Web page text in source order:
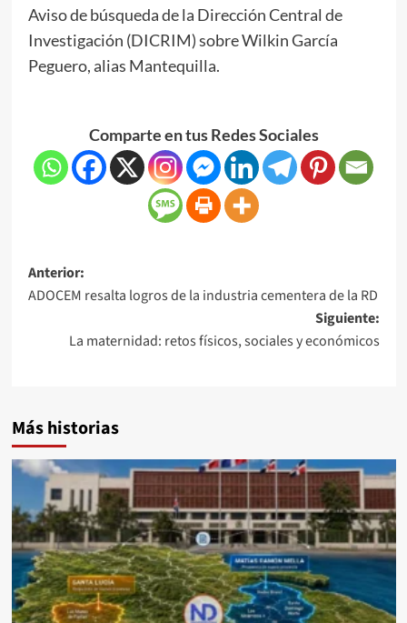
Aviso de búsqueda de la Dirección Central de
Investigación (DICRIM) sobre Wilkin García
Peguero, alias Mantequilla.
Comparte en tus Redes Sociales
Anterior:
ADOCEM resalta logros de la industria cementera de la RD
Siguiente:
La maternidad: retos físicos, sociales y económicos
Más historias